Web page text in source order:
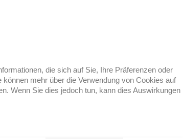
die sich auf Sie, Ihre Präferenzen oder
mehr über die Verwendung von Cookies auf
Wenn Sie dies jedoch tun, kann dies Auswirkungen